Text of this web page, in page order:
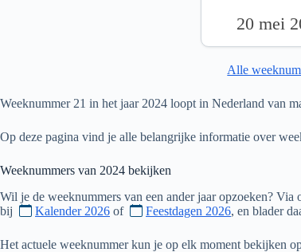
20 mei
Alle
Weeknummer 21 in het jaar 2024 loopt in Nederland van
Op deze pagina vind je alle belangrijke informatie over
Weeknummers van 2024 bekijken
Wil je de weeknummers van een ander jaar opzoeken?
bij
Kalender 2026 of Feestdagen 2026, en blader
Het actuele weeknummer kun je op elk moment bekijken